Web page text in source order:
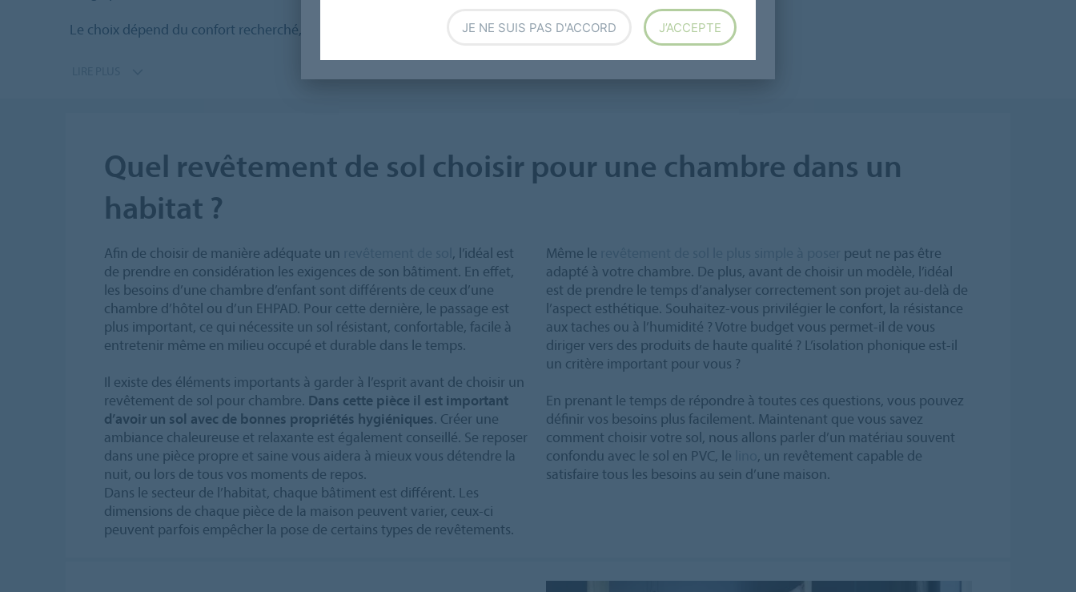
Le choix dépend du confort recherché, du style de la pièce et du niveau de circulation quotidienne.
Quel revêtement de sol choisir pour une chambre dans un
habitat ?
Afin de choisir de manière adéquate un
, l’idéal est
de prendre en considération les exigences de son bâtiment. En effet,
les besoins d’une chambre d’enfant sont différents de ceux d’une
chambre d’hôtel ou d’un EHPAD. Pour cette dernière, le passage est
plus important, ce qui nécessite un sol résistant, confortable, facile à
entretenir même en milieu occupé et durable dans le temps.
Il existe des éléments importants à garder à l’esprit avant de choisir un
revêtement de sol pour chambre. Dans cette pièce il est important
d’avoir un sol avec de bonnes propriétés hygiéniques. Créer une
ambiance chaleureuse et relaxante est également conseillé. Se reposer
dans une pièce propre et saine vous aidera à mieux vous détendre la
nuit, ou lors de tous vos moments de repos.
Dans le secteur de l’habitat, chaque bâtiment est différent. Les
dimensions de chaque pièce de la maison peuvent varier, ceux-ci
peuvent parfois empêcher la pose de certains types de revêtements.
Même le
peut ne pas être
adapté à votre chambre. De plus, avant de choisir un modèle, l’idéal
est de prendre le temps d’analyser correctement son projet au-delà de
l’aspect esthétique. Souhaitez-vous privilégier le confort, la résistance
aux taches ou à l’humidité ? Votre budget vous permet-il de vous
diriger vers des produits de haute qualité ? L’isolation phonique est-il
un critère important pour vous ?
En prenant le temps de répondre à toutes ces questions, vous pouvez
définir vos besoins plus facilement. Maintenant que vous savez
comment choisir votre sol, nous allons parler d’un matériau souvent
confondu avec le sol en PVC, le
, un revêtement capable de
satisfaire tous les besoins au sein d’une maison.
JE NE SUIS PAS D'ACCORD J’ACCEPTE